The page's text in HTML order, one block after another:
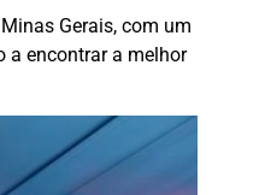
Gerais, com um
a encontrar a melhor